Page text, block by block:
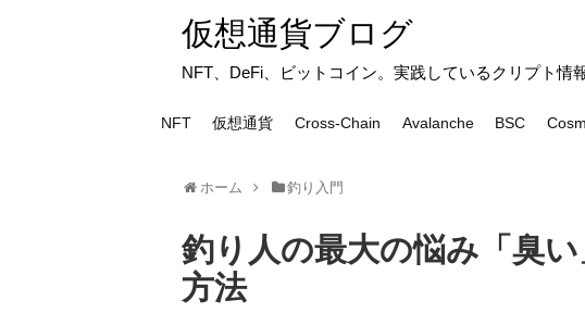
仮想通貨ブログ
NFT、DeFi、ビットコイン。実践しているクリプト情
NFT 仮想通貨 Cross-Chain Avalanche BSC
ホーム 釣り入門
釣り人の最大の悩み「臭
方法